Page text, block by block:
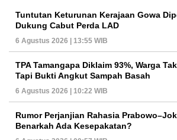
Tuntutan Keturunan Kerajaan Gowa
Dukung Cabut Perda LAD
6 Agustus 2026 | 13:55 WIB
TPA Tamangapa Diklaim 93%, Warga
Tapi Bukti Angkut Sampah Basah
6 Agustus 2026 | 10:22 WIB
Rumor Perjanjian Rahasia
Benarkah Ada Kesepakatan?